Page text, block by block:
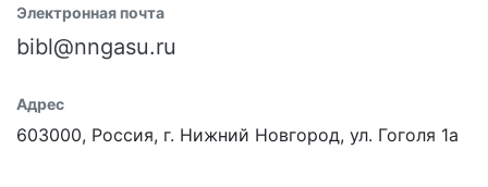
Электронная почта
bibl@nngasu.ru
Адрес
603000, Россия, г. Нижний Новгород, ул. Гоголя 1а